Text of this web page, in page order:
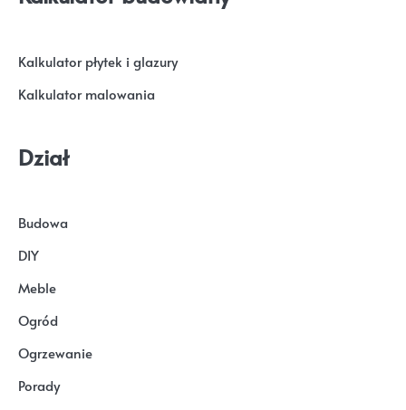
Kalkulator płytek i glazury
Kalkulator malowania
Dział
Budowa
DIY
Meble
Ogród
Ogrzewanie
Porady